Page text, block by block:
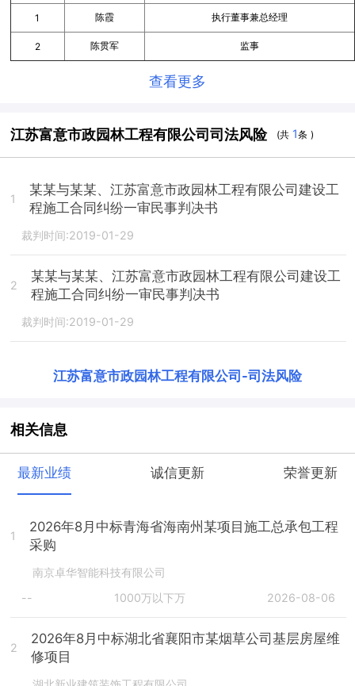
1 陈霞 执行董事兼总经理
2 陈贯军 监事
查看更多
江苏富意市政园林工程有限公司司法风险 (共 1条 )
1
某某与某某、江苏富意市政园林工程有限公司建设工
程施工合同纠纷一审民事判决书
裁判时间:2019-01-29
2
某某与某某、江苏富意市政园林工程有限公司建设工
程施工合同纠纷一审民事判决书
裁判时间:2019-01-29
江苏富意市政园林工程有限公司 -司法风险
相关信息
最新业绩 诚信更新 荣誉更新
1
2026年8月中标青海省海南州某项目施工总承包工程
采购
南京卓华智能科技有限公司
--
1000万以下万 2026-08-06
2
2026年8月中标湖北省襄阳市某烟草公司基层房屋维
修项目